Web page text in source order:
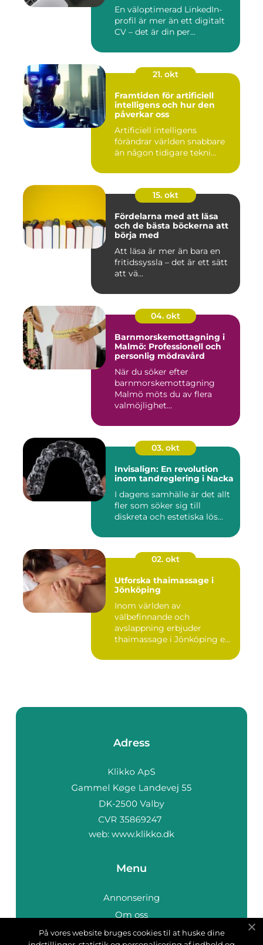
En väloptimerad LinkedIn-
profil är mer än ett digitalt
CV – det är din per...
21. okt
Framtiden för artificiell
intelligens och hur den
påverkar oss
Artificiell intelligens
förändrar världen snabbare
än någon tidigare tekni...
15. okt
Fördelarna med att läsa
och de bästa böckerna att
börja med
Att läsa är mer än bara en
fritidssyssla – det är ett sätt
att vä...
04. okt
Barnmorskemottagning i
Malmö: Professionell och
personlig mödravård
När du söker efter
barnmorskemottagning
Malmö möts du av flera
valmöjlighet...
03. okt
Invisalign: En revolution
inom tandreglering i Nacka
I dagens samhälle är det allt
fler som söker sig till
diskreta och estetiska lös...
02. okt
Utforska thaimassage i
Jönköping
Inom världen av
välbefinnande och
avslappning erbjuder
thaimassage i Jönköping e...
Adress
web: www.klikko.dk
Menu
Annonsering
Om oss
Cookies
På vores website bruges cookies til at huske dine